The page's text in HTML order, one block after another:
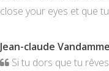
close your eyes et que
Jean-claude Vandamme
Si tu dors que tu